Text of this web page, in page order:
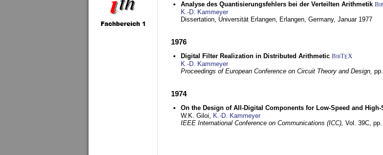
Analyse des Quantisierungsfehlers bei der Verteilten Arithmetik
K.-D. Kammeyer
Dissertation, Universität Erlangen, Erlangen, Germany, Januar 1977
1976
Digital Filter Realization in Distributed Arithmetic BibTEX
K.-D. Kammeyer
Proceedings of European Conference on Circuit Theory and Design,
1974
On the Design of All-Digital Components for Low-Speed and
W.K. Giloi, K.-D. Kammeyer
IEEE International Conference on Communications (ICC), Vol. 39C, pp.